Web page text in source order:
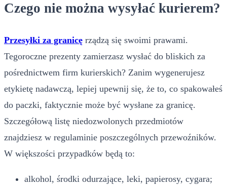
Czego nie można wysyłać kurierem?
Przesyłki za granicę rządzą się swoimi prawami.
Tegoroczne prezenty zamierzasz wysłać do bliskich za
pośrednictwem firm kurierskich? Zanim wygenerujesz
etykietę nadawczą, lepiej upewnij się, że to, co spakowałeś
do paczki, faktycznie może być wysłane za granicę.
Szczegółową listę niedozwolonych przedmiotów
znajdziesz w regulaminie poszczególnych przewoźników.
W większości przypadków będą to:
alkohol, środki odurzające, leki, papierosy, cygara;